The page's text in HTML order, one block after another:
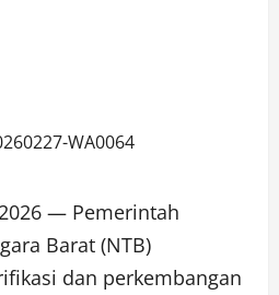
— Pemerintah
Barat (NTB)
dan perkembangan